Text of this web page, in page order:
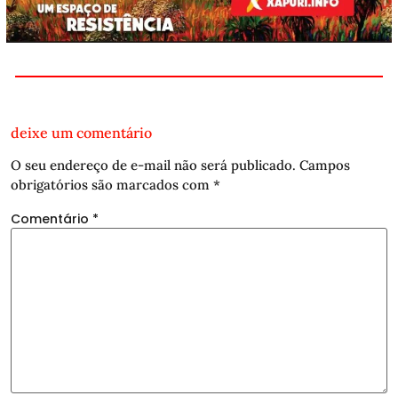
deixe um comentário
O seu endereço de e-mail não será publicado. Campos
obrigatórios são marcados com *
Comentário *